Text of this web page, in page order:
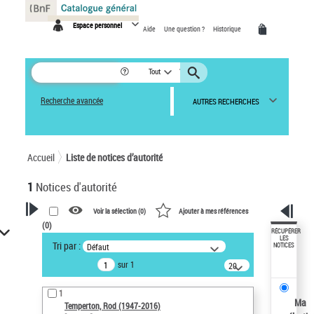
Espace personnel Aide Une question ? Historique
Tout
Recherche avancée AUTRES RECHERCHES
Accueil Liste de notices d’autorité
1 Notices d'autorité
VOTRE RECHERCHE
Recherche avancée dans les
notices d’autorité
Œuvres liées à l'auteur :
Temperton, Rod (1947-2016)
Voir la sélection (0) Ajouter à mes références
(0)
Tri par : Défaut
sur 1
20
résultats/page
1
Temperton, Rod (1947-2016)
RÉCUPÉRER
LES
NOTICES
Ma
Panneau de gestion des cookies